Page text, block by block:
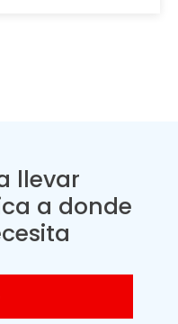
llevar
a donde